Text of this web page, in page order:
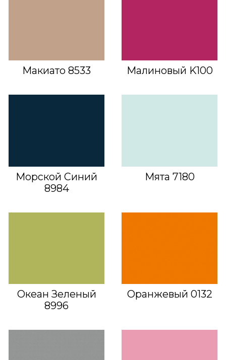
Макиато 8533 Малиновый K100
Морской Синий
8984
Мята 7180
Океан Зеленый
8996
Оранжевый 0132